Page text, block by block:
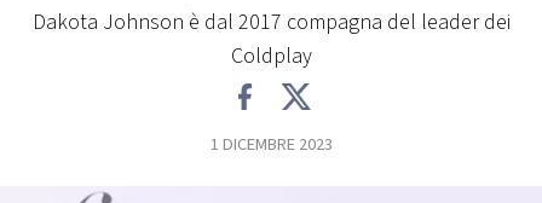
PLAYLIST
Dakota Johnson è dal 2017 compagna del leader dei
Coldplay
1 DICEMBRE 2023